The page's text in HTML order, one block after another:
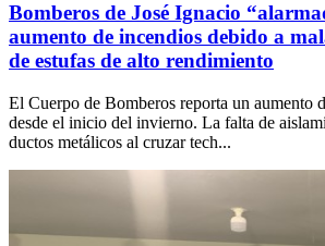
Bomberos de José Ignacio
aumento de incendios debido a
de estufas de alto rendimiento
El Cuerpo de Bomberos reporta un aumento
desde el inicio del invierno. La falta de
ductos metálicos al cruzar tech...